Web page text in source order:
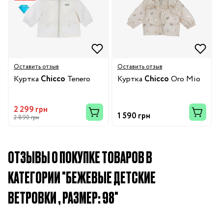
Оставить отзыв
Куртка Chicco Tenero
2 299 грн
2 890 грн
Оставить отзыв
Куртка Chicco Oro Mio
1 590 грн
ОТЗЫВЫ О ПОКУПКЕ ТОВАРОВ В
КАТЕГОРИИ "БЕЖЕВЫЕ ДЕТСКИЕ
ВЕТРОВКИ , РАЗМЕР: 98"